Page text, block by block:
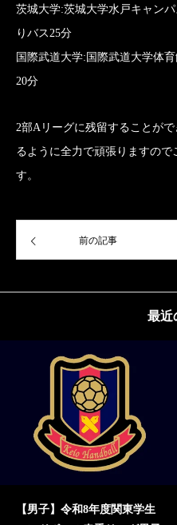
茨城大学:茨城大学水戸キャン
りバス25分
国際武道大学:国際武道大学体
20分
2部Aリーグに残留することが
るように全力で頑張りますので
す。
前の記事
最近
】令和8年度関東学生
【